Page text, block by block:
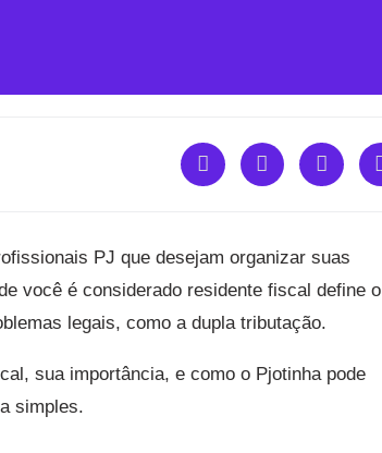
PJ que desejam organizar suas
você é considerado residente fiscal define o
legais, como a dupla tributação.
sua importância, e como o Pjotinha pode
simples.